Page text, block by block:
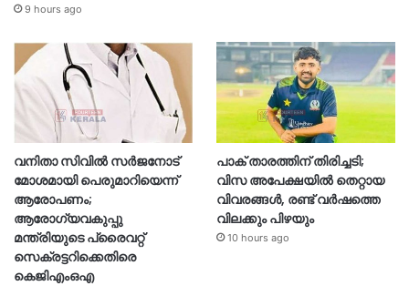
9 hours ago
വനിതാ സിവിൽ സർജനോട്
മോശമായി പെരുമാറിയെന്ന്
ആരോപണം;
ആരോഗ്യവകുപ്പു
മന്ത്രിയുടെ പ്രൈവറ്റ്
സെക്രട്ടറിക്കെതിരെ
കെജിഎംഒഎ
പാക് താരത്തിന് തിരിച്ചടി;
വിസ അപേക്ഷയിൽ തെറ്റായ
വിവരങ്ങൾ, രണ്ട് വർഷത്തെ
വിലക്കും പിഴയും
10 hours ago